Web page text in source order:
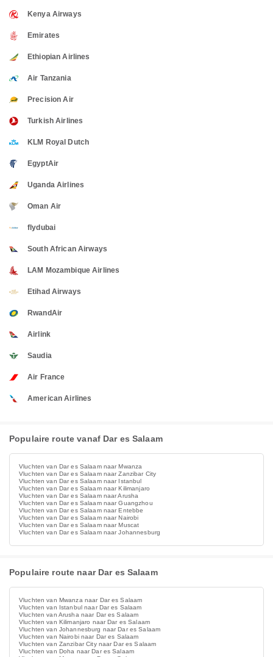
Kenya Airways
Emirates
Ethiopian Airlines
Air Tanzania
Precision Air
Turkish Airlines
KLM Royal Dutch
EgyptAir
Uganda Airlines
Oman Air
flydubai
South African Airways
LAM Mozambique Airlines
Etihad Airways
RwandAir
Airlink
Saudia
Air France
American Airlines
Populaire route vanaf Dar es Salaam
Vluchten van Dar es Salaam naar Mwanza
Vluchten van Dar es Salaam naar Zanzibar City
Vluchten van Dar es Salaam naar Istanbul
Vluchten van Dar es Salaam naar Kilimanjaro
Vluchten van Dar es Salaam naar Arusha
Vluchten van Dar es Salaam naar Guangzhou
Vluchten van Dar es Salaam naar Entebbe
Vluchten van Dar es Salaam naar Nairobi
Vluchten van Dar es Salaam naar Muscat
Vluchten van Dar es Salaam naar Johannesburg
Populaire route naar Dar es Salaam
Vluchten van Mwanza naar Dar es Salaam
Vluchten van Istanbul naar Dar es Salaam
Vluchten van Arusha naar Dar es Salaam
Vluchten van Kilimanjaro naar Dar es Salaam
Vluchten van Johannesburg naar Dar es Salaam
Vluchten van Nairobi naar Dar es Salaam
Vluchten van Zanzibar City naar Dar es Salaam
Vluchten van Doha naar Dar es Salaam